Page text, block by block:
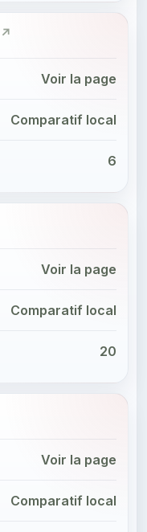
Voir la page
Comparatif local
6
Voir la page
Comparatif local
20
Voir la page
Comparatif local